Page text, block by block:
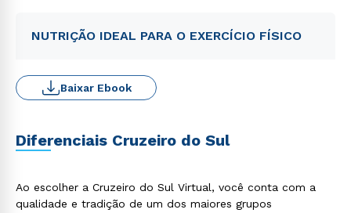
NUTRIÇÃO IDEAL PARA O EXERCÍCIO FÍSICO
Baixar Ebook
Diferenciais Cruzeiro do Sul
Ao escolher a Cruzeiro do Sul Virtual, você conta com a
qualidade e tradição de um dos maiores grupos